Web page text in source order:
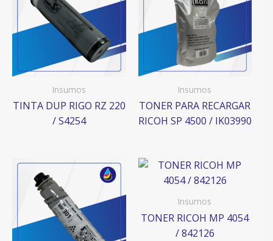
Insumos
TINTA DUP RIGO RZ 220
/ S4254
Insumos
TONER PARA RECARGAR
RICOH SP 4500 / IK03990
Insumos
TONER RICOH MP 4054
/ 842126